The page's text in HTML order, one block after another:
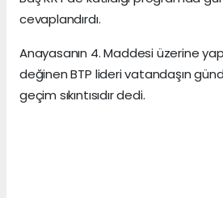
cevaplandırdı.
Anayasanın 4. Maddesi üzerine
değinen BTP lideri vatandaşın
geçim sıkıntısıdır dedi.